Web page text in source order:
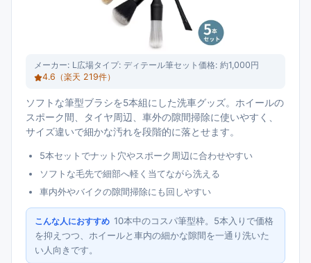
メーカー: L広場タイプ: ディテール筆セット 価格: 約1,000円
4.6 （楽天 219件）
ソフトな筆型ブラシを5本組にした洗車グッズ。ホイールの
スポーク間、タイヤ周辺、車外の隙間掃除に使いやすく、
サイズ違いで細かな汚れを段階的に落とせます。
5本セットでナット穴やスポーク周辺に合わせやすい
ソフトな毛先で細部へ軽く当てながら洗える
車内外やバイクの隙間掃除にも回しやすい
こんな人におすすめ 10本中のコスパ筆型枠。5本入りで価格
を抑えつつ、ホイールと車内の細かな隙間を一通り洗いた
い人向きです。